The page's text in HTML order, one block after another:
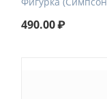
490.00₽